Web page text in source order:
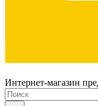
Интернет-магазин